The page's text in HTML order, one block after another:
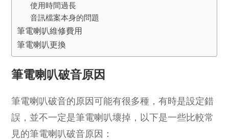
使用時間過長
音訊檔案本身的問題
筆電喇叭維修費用
筆電喇叭更換
筆電喇叭破音原因
筆電喇叭破音的原因可能有很多種，有時是設定錯
誤，並不一定是筆電喇叭壞掉，以下是一些比較常
見的筆電喇叭破音原因：